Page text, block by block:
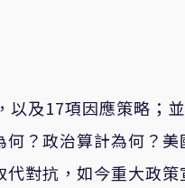
及17項因應策略；
？政治算計為何？
對抗，如今重大政